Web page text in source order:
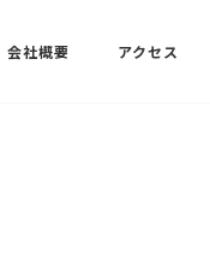
会社概要 アクセス